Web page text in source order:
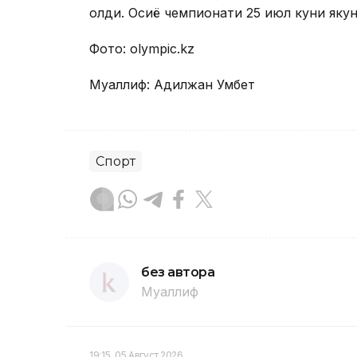
олди. Осиё чемпионати 25 июл куни
Фото: оlympic.kz
Муаллиф: Адилжан Умбет
Спорт
без автора
Муаллиф